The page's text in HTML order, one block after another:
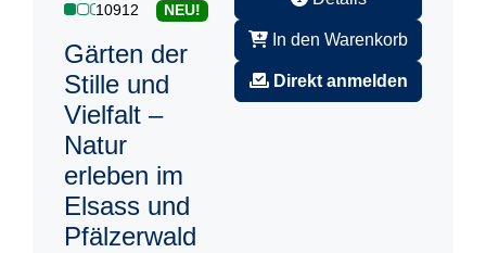
10912
NEU!
Gärten der
Stille und
Vielfalt –
Natur
erleben im
Elsass und
Pfälzerwald
In den Warenkorb
Direkt anmelden